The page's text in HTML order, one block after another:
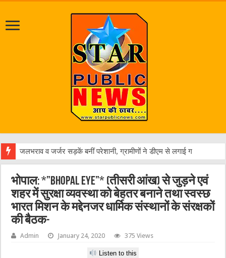
जलभराव व जर्जर सड़कें बनीं परेशानी, ग्रामीणों ने डीएम से लगाई गुहार
भोपाल: *”BHOPAL EYE”* (तीसरी आंख) से जुड़ने एवं
शहर में सुरक्षा व्यवस्था को बेहतर बनाने तथा स्वस्छ
भारत मिशन के मद्देनजर धार्मिक संस्थानों के संरक्षकों
की बैठक-
Admin January 24, 2020 375 Views
Listen to this